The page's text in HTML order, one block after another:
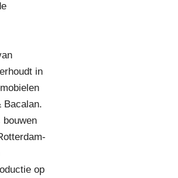
in
Bacalan.
bouwen
op